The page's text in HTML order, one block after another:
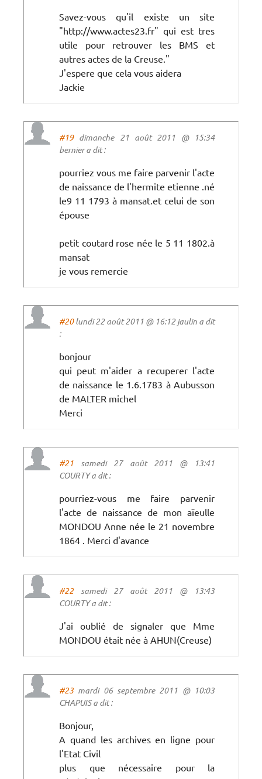
Savez-vous qu'il existe un site
"http://www.actes23.fr" qui est tres
utile pour retrouver les BMS et
autres actes de la Creuse."
J'espere que cela vous aidera
Jackie
#19dimanche 21 août 2011 @ 15:34
bernier a dit :
pourriez vous me faire parvenir l'acte
de naissance de l'hermite etienne .né
le9 11 1793 à mansat.et celui de son
épouse
petit coutard rose née le 5 11 1802.à
mansat
je vous remercie
#20lundi 22 août 2011 @ 16:12 jaulin a dit
:
bonjour
qui peut m'aider a recuperer l'acte
de naissance le 1.6.1783 à Aubusson
de MALTER michel
Merci
#21 samedi 27 août 2011 @ 13:41
COURTY a dit :
pourriez-vous me faire parvenir
l'acte de naissance de mon aïeulle
MONDOU Anne née le 21 novembre
1864 . Merci d'avance
#22samedi 27 août 2011 @ 13:43
COURTY a dit :
J'ai oublié de signaler que Mme
MONDOU était née à AHUN(Creuse)
#23 mardi 06 septembre 2011 @ 10:03
CHAPUIS a dit :
Bonjour,
A quand les archives en ligne pour
l'Etat Civil
plus que nécessaire pour la